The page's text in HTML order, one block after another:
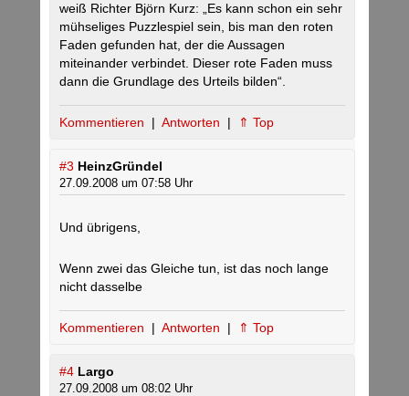
weiß Richter Björn Kurz: „Es kann schon ein sehr
mühseliges Puzzlespiel sein, bis man den roten
Faden gefunden hat, der die Aussagen
miteinander verbindet. Dieser rote Faden muss
dann die Grundlage des Urteils bilden“.
Kommentieren | Antworten | ⇑ Top
#3 HeinzGründel
27.09.2008 um 07:58 Uhr
Und übrigens,
Wenn zwei das Gleiche tun, ist das noch lange
nicht dasselbe
Kommentieren | Antworten | ⇑ Top
#4 Largo
27.09.2008 um 08:02 Uhr